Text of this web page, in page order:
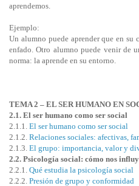
aprendemos.
Ejemplo:
Un alumno puede aprender que en
enfado. Otro alumno puede venir de
norma: la aprende en su entorno.
TEMA 2 – EL SER HUMANO EN
2.1. El ser humano como ser social
2.1.1. El ser humano como ser social
2.1.2. Relaciones sociales: afectivas,
2.1.3. El grupo: importancia, valor y
2.2. Psicología social: cómo nos
2.2.1. Qué estudia la psicología social
2.2.2. Presión de grupo y conformidad